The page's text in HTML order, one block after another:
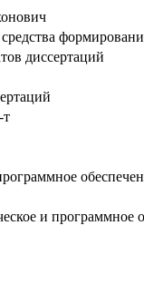
диссертаций
и